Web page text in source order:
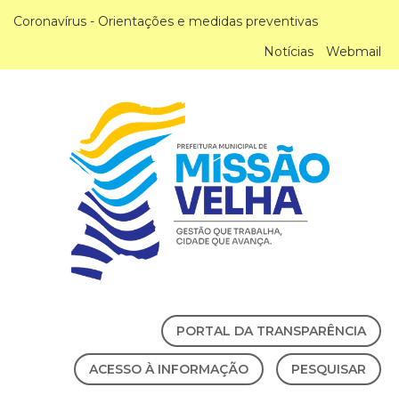
Coronavírus - Orientações e medidas preventivas
Notícias
Webmail
PORTAL DA TRANSPARÊNCIA
ACESSO À INFORMAÇÃO PESQUISAR